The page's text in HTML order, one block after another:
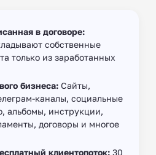
в договоре:
собственные
только из заработанных
бизнеса: Сайты,
каналы, социальные
альбомы, инструкции,
договоры и многое
клиентопоток: 30